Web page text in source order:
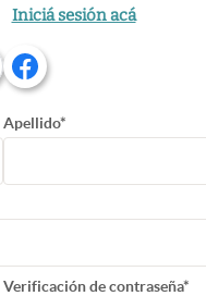
Iniciá sesión acá
Apellido*
Verificación de contraseña*